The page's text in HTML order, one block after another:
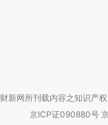
财新网所刊载内容之知识产
京ICP证090880号